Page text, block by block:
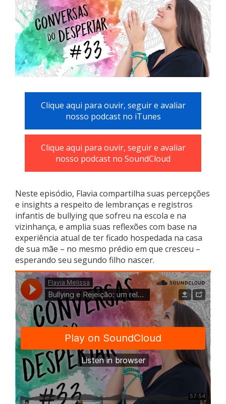
Clique aqui para ouvir, seguir e avaliar
nosso podcast no iTunes
Clique aqui para ouvir, seguir e avaliar
nosso podcast no SoundCloud
Neste episódio, Flavia compartilha suas percepções
e insights a respeito de lembranças e registros
infantis de bullying que sofreu na escola e na
vizinhança, e amplia suas reflexões com base na
experiência atual de ter ficado hospedada na casa
de sua mãe – no mesmo prédio em que cresceu –
esperando seu segundo filho nascer.